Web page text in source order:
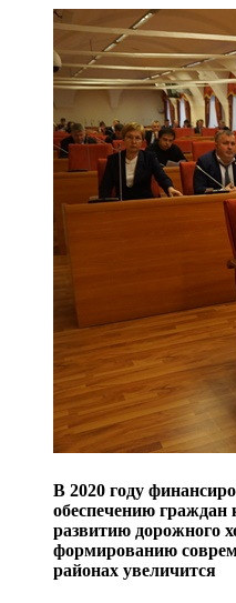
В 2020 году
обеспечению
развитию дорожного
формированию
районах увеличится